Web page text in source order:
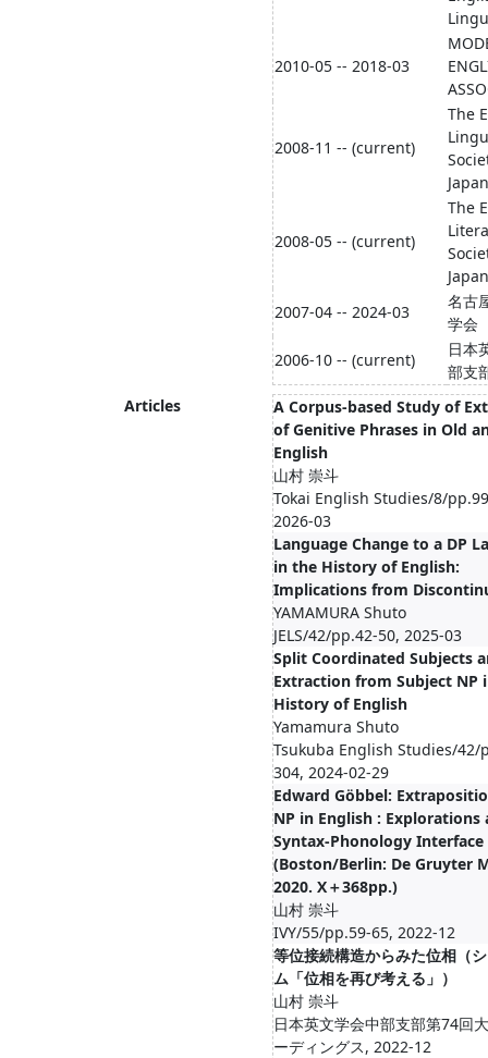
2010-05 -- 2018-03
2008-11 -- (current)
The
Japan
2008-05 -- (current)
The
Japan
2007-04 -- 2024-03
名古
学会
2006-10 -- (current)
日本
部支
Articles
A Corpus-based Study of
of Genitive Phrases in Old
English
山村 崇斗
Tokai English Studies/8/
2026-03
Language Change to a DP
in the History of English:
Implications from
YAMAMURA Shuto
JELS/42/pp.42-50, 2025-03
Split Coordinated Subjects
Extraction from Subject NP
History of English
Yamamura Shuto
Tsukuba English Studies/42/
304, 2024-02-29
Edward Göbbel:
NP in English : Explorations
Syntax-Phonology Interface
(Boston/Berlin: De Gruyter
2020. X＋368pp.)
山村 崇斗
IVY/55/pp.59-65, 2022-12
等位接続構造からみた位相（
ム「位相を再び考える」）
山村 崇斗
日本英文学会中部支部第74回
ーディングス, 2022-12